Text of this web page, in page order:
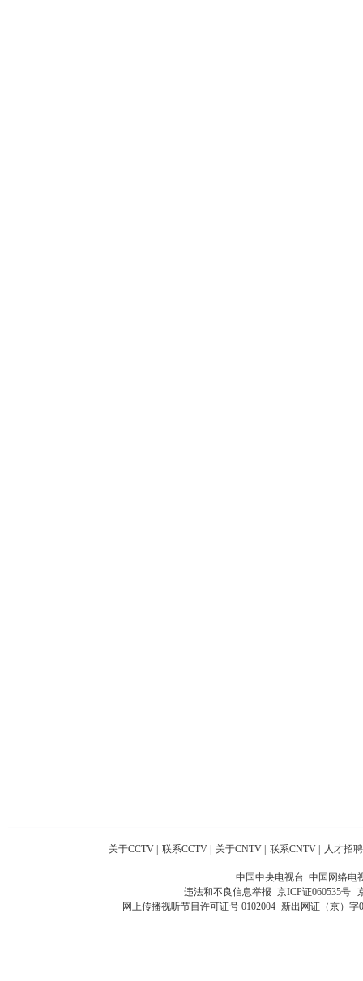
关于CCTV 联系CCTV 关于CNTV 联系CNTV 人才招聘
中国中央电视台 中国网络电
违法和不良信息举报 京ICP证060535号
网上传播视听节目许可证号 0102004 新出网证（京）